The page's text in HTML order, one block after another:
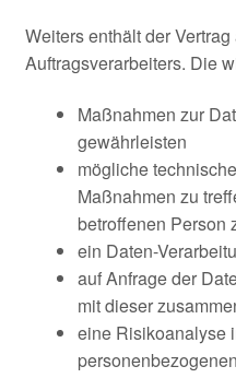
Weiters enthält der
Auftragsverarbeiters. Die
Maßnahmen zur
gewährleisten
mögliche
Maßnahmen zu
betroffenen Person
ein Daten-
auf Anfrage der
mit dieser
eine Risikoanalyse